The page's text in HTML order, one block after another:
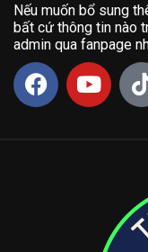
Nếu muốn bổ sung
bất cứ thông tin nào
admin qua fanpage